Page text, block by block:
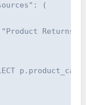
(
Returns